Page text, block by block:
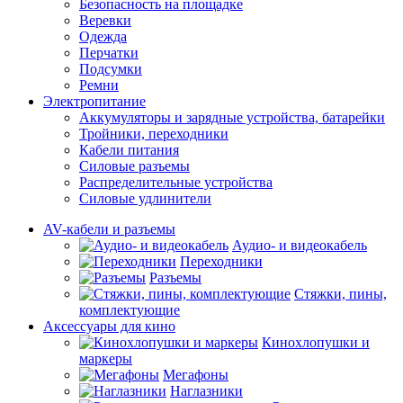
Безопасность на площадке
Веревки
Одежда
Перчатки
Подсумки
Ремни
Электропитание
Аккумуляторы и зарядные устройства, батарейки
Тройники, переходники
Кабели питания
Силовые разъемы
Распределительные устройства
Силовые удлинители
AV-кабели и разъемы
Аудио- и видеокабель
Переходники
Разъемы
Стяжки, пины,
комплектующие
Аксессуары для кино
Кинохлопушки и
маркеры
Мегафоны
Наглазники